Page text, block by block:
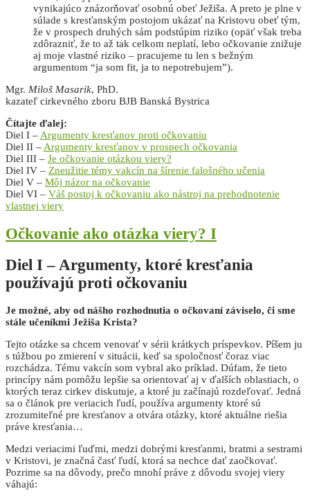
vynikajúco znázorňovať osobnú obeť Ježiša. A preto je plne v
súlade s kresťanským postojom ukázať na Kristovu obeť tým,
že v prospech druhých sám podstúpim riziko (opäť však treba
zdôrazniť, že to až tak celkom neplatí, lebo očkovanie znižuje
aj moje vlastné riziko – pracujeme tu len s bežným
argumentom “ja som fit, ja to nepotrebujem”).
Mgr. Miloš Masarik, PhD.
kazateľ cirkevného zboru BJB Banská Bystrica
Čítajte ďalej:
Diel I – Argumenty kresťanov proti očkovaniu
Diel II – Argumenty kresťanov v prospech očkovania
Diel III – Je očkovanie otázkou viery?
Diel IV – Zneužitie témy vakcín na šírenie falošného učenia
Diel V – Môj názor na očkovanie
Diel VI – Váš postoj k očkovaniu ako nástroj na prehodnotenie
vlastnej viery
Očkovanie ako otázka viery? I
Diel I – Argumenty, ktoré kresťania
používajú proti očkovaniu
Je možné, aby od nášho rozhodnutia o očkovaní záviselo, či sme
stále učeníkmi Ježiša Krista?
Tejto otázke sa chcem venovať v sérii krátkych príspevkov. Píšem ju
s túžbou po zmierení v situácii, keď sa spoločnosť čoraz viac
rozchádza. Tému vakcín som vybral ako príklad. Dúfam, že tieto
princípy nám pomôžu lepšie sa orientovať aj v ďalších oblastiach, o
ktorých teraz cirkev diskutuje, a ktoré ju začínajú rozdeľovať. Jedná
sa o článok pre veriacich ľudí, používa argumenty ktoré sú
zrozumiteľné pre kresťanov a otvára otázky, ktoré aktuálne riešia
práve kresťania…
Medzi veriacimi ľuďmi, medzi dobrými kresťanmi, bratmi a sestrami
v Kristovi, je značná časť ľudí, ktorá sa nechce dať zaočkovať.
Pozrime sa na dôvody, prečo mnohí práve z dôvodu svojej viery
váhajú: